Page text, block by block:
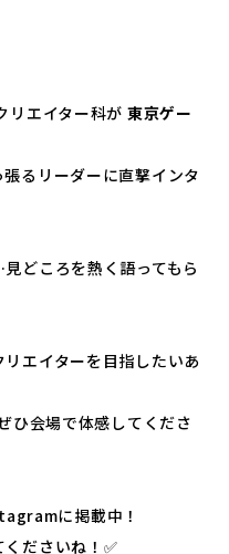
生の方へ
リエイター科が 東京ゲー
るリーダーに直撃インタ
どころを熱く語ってもら
エイターを目指したいあ
ひ会場で体感してくださ
に掲載中！
ださいね！✅